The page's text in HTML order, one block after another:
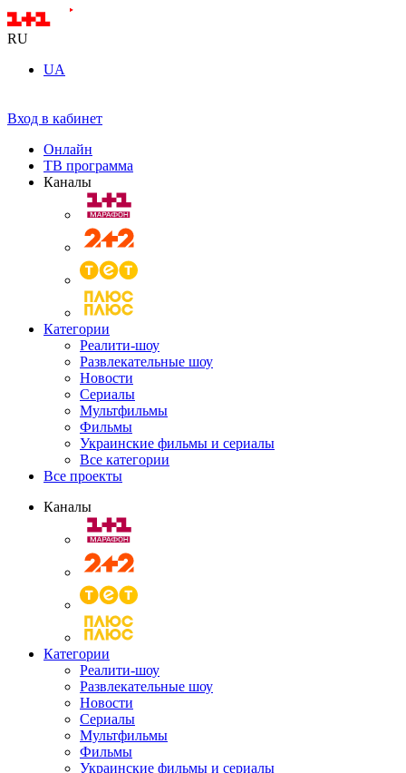
RU
UA
Вход в кабинет
Онлайн
ТВ программа
Каналы
Категории
Реалити-шоу
Развлекательные шоу
Новости
Сериалы
Мультфильмы
Фильмы
Украинские фильмы и сериалы
Все категории
Все проекты
Каналы
Категории
Реалити-шоу
Развлекательные шоу
Новости
Сериалы
Мультфильмы
Фильмы
Украинские фильмы и сериалы